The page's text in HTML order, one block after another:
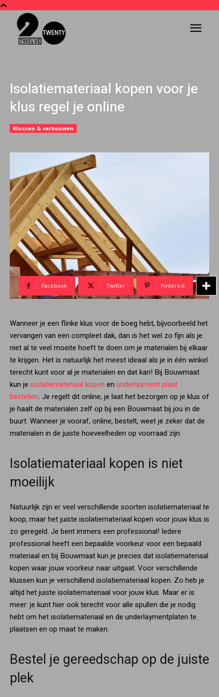
Isolatiemateriaal kopen voor je
klus regel je online
Klussen & verbouwen
Facebook Twitter Pinterest
Wanneer je een flinke klus voor de boeg hebt, bijvoorbeeld het
vervangen van een compleet dak, dan is het wel zo fijn als je
niet al te veel moeite hoeft te doen om je materialen bij elkaar
te krijgen. Het is natuurlijk het meest ideaal als je in één winkel
terecht kunt voor al je materialen en dat kan! Bij Bouwmaat
kun je isolatiemateriaal kopen en underlayment plaat
bestellen. Je regelt dit online, je laat het bezorgen op je klus of
je haalt de materialen zelf op bij een Bouwmaat bij jou in de
buurt. Wanneer je vooraf, online, bestelt, weet je zeker dat de
materialen in de juiste hoeveelheden op voorraad zijn.
Isolatiemateriaal kopen is niet
moeilijk
Natuurlijk zijn er veel verschillende soorten isolatiemateriaal te
koop, maar het juiste isolatiemateriaal kopen voor jouw klus is
zo geregeld. Je bent immers een professional! Iedere
professional heeft een bepaalde voorkeur voor een bepaald
materiaal en bij Bouwmaat kun je precies dat isolatiemateriaal
kopen waar jouw voorkeur naar uitgaat. Voor verschillende
klussen kun je verschillend isolatiemateriaal kopen. Zo heb je
altijd het juiste isolatiemateriaal voor jouw klus. Maar er is
meer: je kunt hier ook terecht voor alle spullen die je nodig
hebt om het isolatiemateriaal en de underlaymentplaten te
plaatsen en op maat te maken.
Bestel je gereedschap op de juiste
plek